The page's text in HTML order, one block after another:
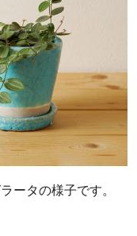
ータの様子です。